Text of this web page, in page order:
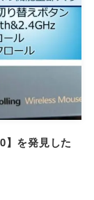
】を発見した